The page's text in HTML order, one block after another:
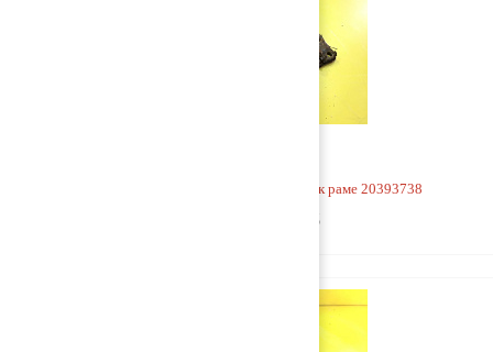
Кронштейн V-образной тяги к раме 20393738
3 500 руб